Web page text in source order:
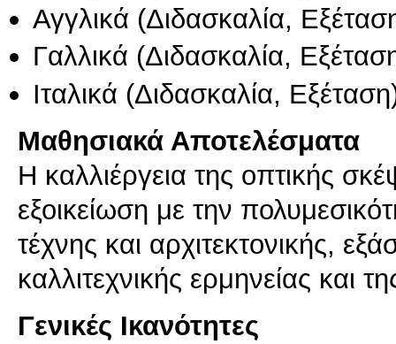
Αγγλικά (Διδασκαλία,
Γαλλικά (Διδασκαλία,
Ιταλικά (Διδασκαλία,
Μαθησιακά Αποτελέσματα
Η καλλιέργεια της οπτικής
εξοικείωση με την
τέχνης και αρχιτεκτονικής,
καλλιτεχνικής ερμηνείας και
Γενικές Ικανότητες